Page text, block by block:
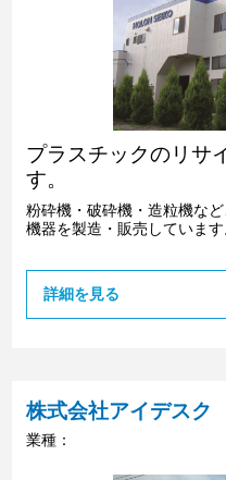
プラスチックのリサ
す。
粉砕機・破砕機・造粒機な
機器を製造・販売しています
詳細を見る
株式会社アイデスク
業種：